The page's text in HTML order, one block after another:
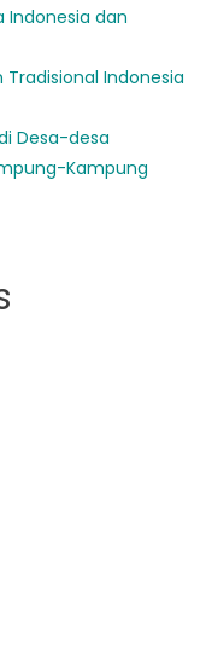
Indonesia dan
Tradisional Indonesia
Desa-desa
Kampung